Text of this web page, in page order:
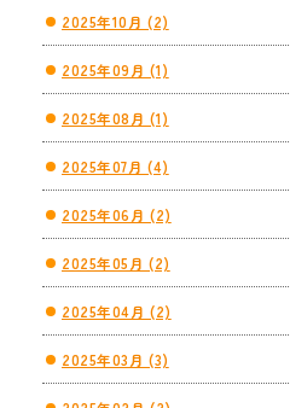
2025年10月 (2)
2025年09月 (1)
2025年08月 (1)
2025年07月 (4)
2025年06月 (2)
2025年05月 (2)
2025年04月 (2)
2025年03月 (3)